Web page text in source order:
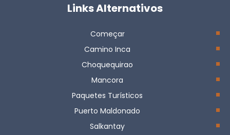
Links Alternativos
Começar
Camino Inca
Choquequirao
Mancora
Paquetes Turísticos
Puerto Maldonado
Salkantay